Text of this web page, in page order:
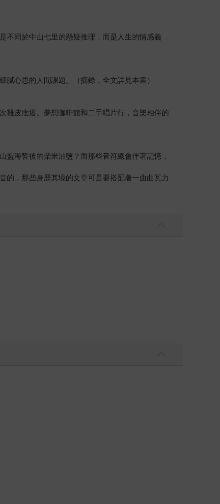
同於中山七里的懸疑推理，而是人生的情感義
心思的人間課題。（摘錄，全文詳見本書）
雞皮疙瘩。夢想咖啡館和二手唱片行，音樂相伴的
海誓後的柴米油鹽？而那些音符總會伴著記憶，
的，那些身歷其境的文章可是要搭配著一曲曲瓦力